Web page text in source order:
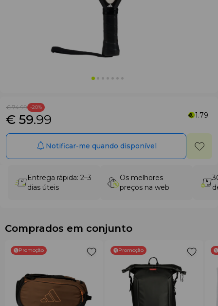
€ 74.99 -20%
€ 59.99 1.79
Notificar-me quando disponível
Entrega rápida: 2–3
dias úteis
Os melhores
preços na web
Comprados em conjunto
Promoção Promoção